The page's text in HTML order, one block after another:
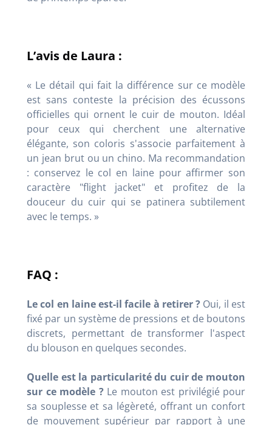
L’avis de Laura :
« Le détail qui fait la différence sur ce modèle
est sans conteste la précision des écussons
officielles qui ornent le cuir de mouton. Idéal
pour ceux qui cherchent une alternative
élégante, son coloris s'associe parfaitement à
un jean brut ou un chino. Ma recommandation
: conservez le col en laine pour affirmer son
caractère "flight jacket" et profitez de la
douceur du cuir qui se patinera subtilement
avec le temps. »
FAQ :
Le col en laine est-il facile à retirer ? Oui, il est
fixé par un système de pressions et de boutons
discrets, permettant de transformer l'aspect
du blouson en quelques secondes.
Quelle est la particularité du cuir de mouton
sur ce modèle ?Le mouton est privilégié pour
sa souplesse et sa légèreté, offrant un confort
de mouvement supérieur par rapport à une